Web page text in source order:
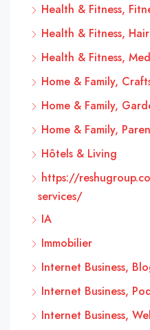
Health & Fitness,
Health & Fitness,
Health & Fitness,
Home & Family,
Home & Family,
Home & Family,
Hôtels & Living
https://
services/
IA
Immobilier
Internet Business,
Internet Business,
Internet Business,